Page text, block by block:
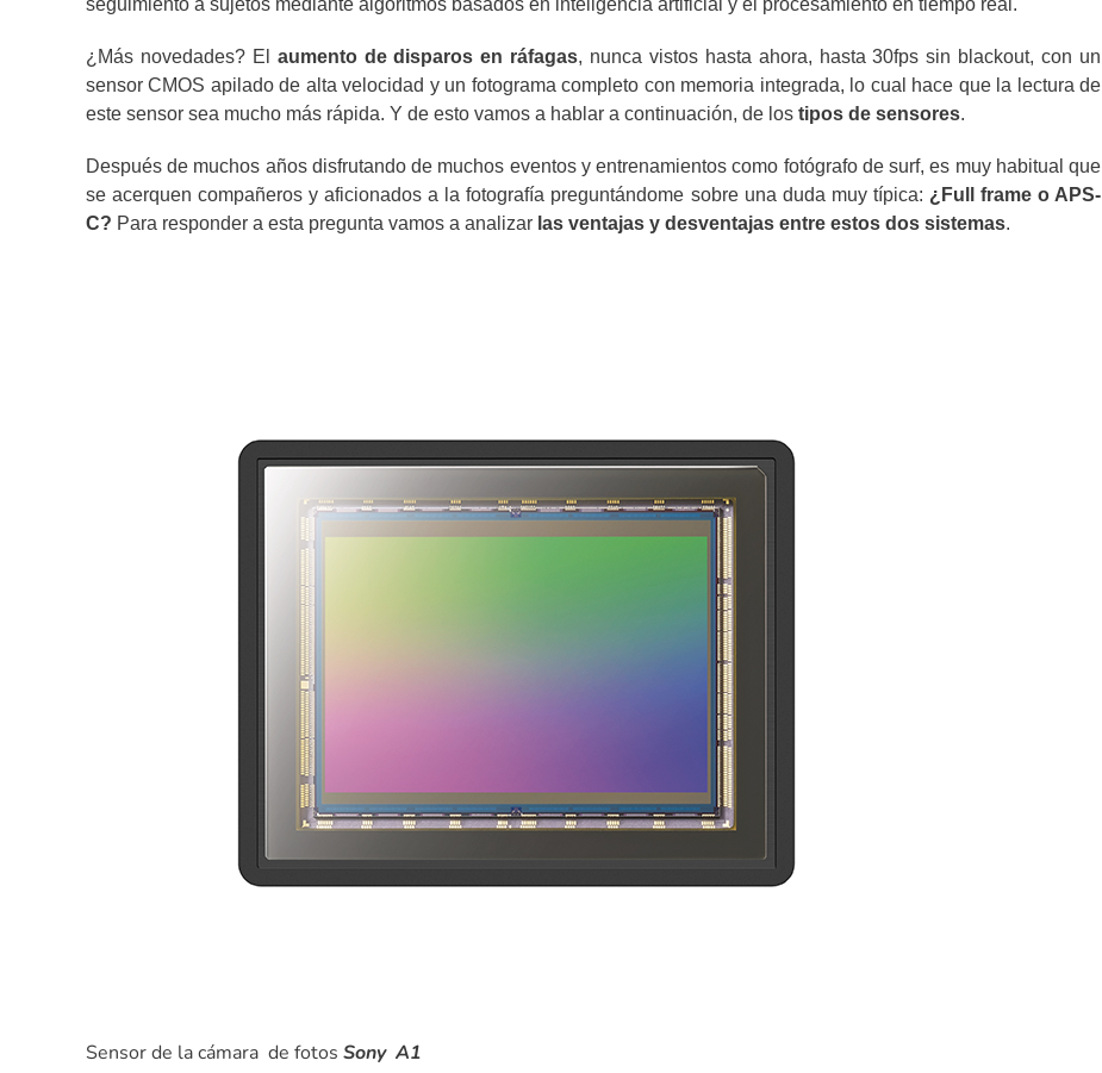
seguimiento a sujetos mediante algoritmos basados en inteligencia artificial y el procesamiento en tiempo real.
¿Más novedades? El aumento de disparos en ráfagas, nunca vistos hasta ahora, hasta 30fps sin blackout, con un
sensor CMOS apilado de alta velocidad y un fotograma completo con memoria integrada, lo cual hace que la lectura de
este sensor sea mucho más rápida. Y de esto vamos a hablar a continuación, de los tipos de sensores.
Después de muchos años disfrutando de muchos eventos y entrenamientos como fotógrafo de surf, es muy habitual que
se acerquen compañeros y aficionados a la fotografía preguntándome sobre una duda muy típica: ¿Full frame o APS-
C? Para responder a esta pregunta vamos a analizar las ventajas y desventajas entre estos dos sistemas.
Sensor de la cámara de fotos Sony A1